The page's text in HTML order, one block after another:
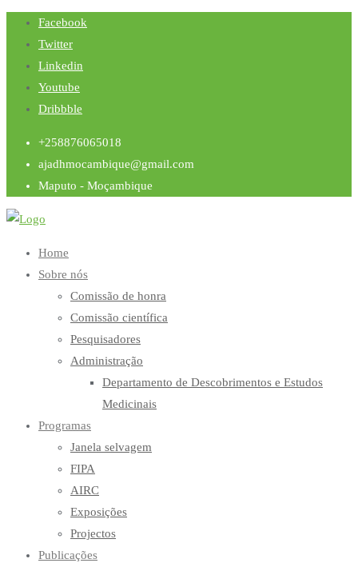
Skip
content
Facebook
Twitter
Linkedin
Youtube
Dribbble
+258876065018
ajadhmocambique@gmail.com
Maputo - Moçambique
Home
Sobre nós
Comissão de honra
Comissão científica
Pesquisadores
Administração
Departamento de Descobrimentos e Estudos
Medicinais
Programas
Janela selvagem
FIPA
AIRC
Exposições
Projectos
Publicações